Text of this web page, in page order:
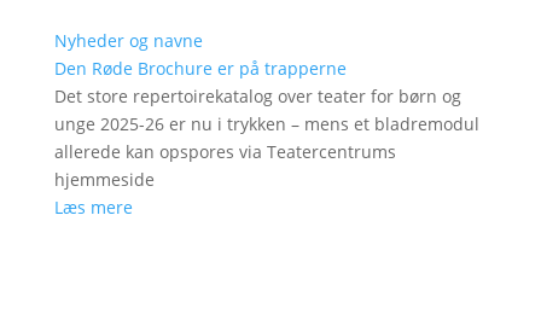
Nyheder og navne
Den Røde Brochure er på trapperne
Det store repertoirekatalog over teater for børn og
unge 2025-26 er nu i trykken – mens et bladremodul
allerede kan opspores via Teatercentrums
hjemmeside
Læs mere